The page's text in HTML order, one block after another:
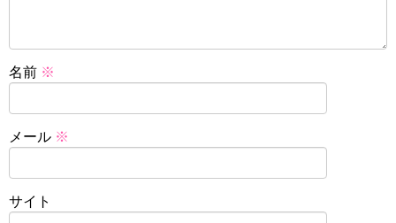
名前 ※
メール ※
サイト